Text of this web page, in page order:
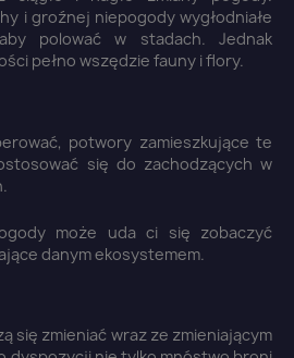
i groźnej niepogody wygłodniałe
polować w stadach. Jednak
pełno wszędzie fauny i flory.
potwory zamieszkujące te
się do zachodzących w
może uda ci się zobaczyć
danym ekosystemem.
się zmieniać wraz ze zmieniającym
×